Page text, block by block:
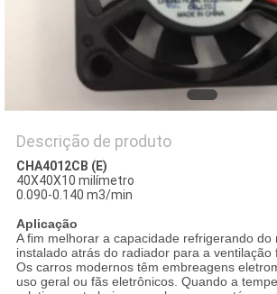
PRIVACY
Descrição de produto
CHA4012CB (E)
40X40X10 milímetro
0.090-0.140 m3/min
Aplicação
A fim melhorar a capacidade refrigerando do
instalado atrás do radiador para a ventilação
Os carros modernos têm embreagens
uso geral ou fãs eletrônicos. Quando a